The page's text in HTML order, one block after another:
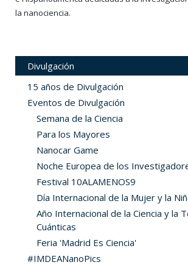
la nanociencia.
Divulgación
15 años de Divulgación
Eventos de Divulgación
Semana de la Ciencia
Para los Mayores
Nanocar Game
Noche Europea de los
Festival 10ALAMENOS9
Día Internacional de la Mujer y la
Año Internacional de la Ciencia y la
Cuánticas
Feria 'Madrid Es Ciencia'
#IMDEANanoPics